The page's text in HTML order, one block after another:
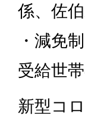
係、佐
・減免
受給世
新型コ